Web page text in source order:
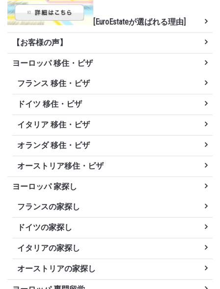
[EuroEstateが選ばれる理由]
【お客様の声】
ヨーロッパ 移住・ビザ
フランス 移住・ビザ
ドイツ 移住・ビザ
イタリア 移住・ビザ
オランダ 移住・ビザ
オーストリア移住・ビザ
ヨーロッパ 家探し
フランスの家探し
ドイツの家探し
イタリアの家探し
オーストリアの家探し